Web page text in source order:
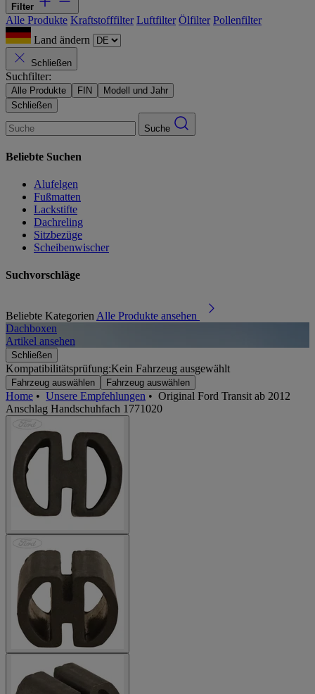
Filter
Alle Produkte Kraftstofffilter Luftfilter Ölfilter Pollenfilter
Land ändern
Schließen
Suchfilter:
Alle Produkte FIN
Modell und Jahr
Schließen
Suche
Beliebte Suchen
Alufelgen
Fußmatten
Lackstifte
Dachreling
Sitzbezüge
Scheibenwischer
Suchvorschläge
Beliebte Kategorien Alle Produkte ansehen
Dachboxen
Artikel ansehen
Schließen
Kompatibilitätsprüfung:Kein Fahrzeug ausgewählt
Fahrzeug auswählen Fahrzeug auswählen
Home • Unsere Empfehlungen • Original Ford Transit ab 2012
Anschlag Handschuhfach 1771020